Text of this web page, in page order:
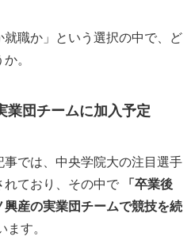
職か」という選択の中で、ど
。
業団チームに加入予定
では、中央学院大の注目選手
れており、その中で
「卒業後
産の実業団チームで競技を続
ます。